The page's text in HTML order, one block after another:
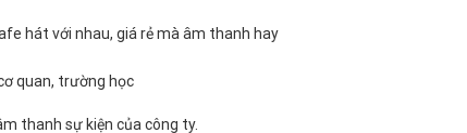
hát với nhau, giá rẻ mà âm thanh hay
quan, trường học
thanh sự kiện của công ty.